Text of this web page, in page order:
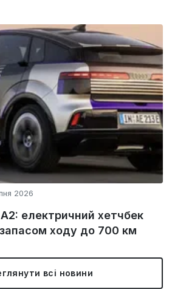
2026
електричний хетчбек
ходу до 700 км
всі новини